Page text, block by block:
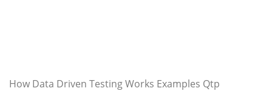
How Data Driven Testing Works Examples Qtp